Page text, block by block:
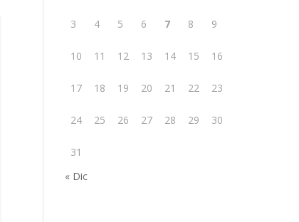
3 4 5 6 7 8 9
10 11 12 13 14 15 16
17 18 19 20 21 22 23
24 25 26 27 28 29 30
31
« Dic